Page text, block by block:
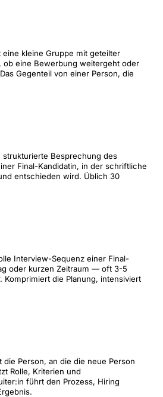
eine kleine Gruppe mit geteilter
ob eine Bewerbung weitergeht oder
Gegenteil von einer Person, die
strukturierte Besprechung des
Final-Kandidatin, in der schriftliche
entschieden wird. Üblich 30
Interview-Sequenz einer Final-
oder kurzen Zeitraum — oft 3-5
Komprimiert die Planung, intensiviert
die Person, an die die neue Person
Rolle, Kriterien und
führt den Prozess, Hiring